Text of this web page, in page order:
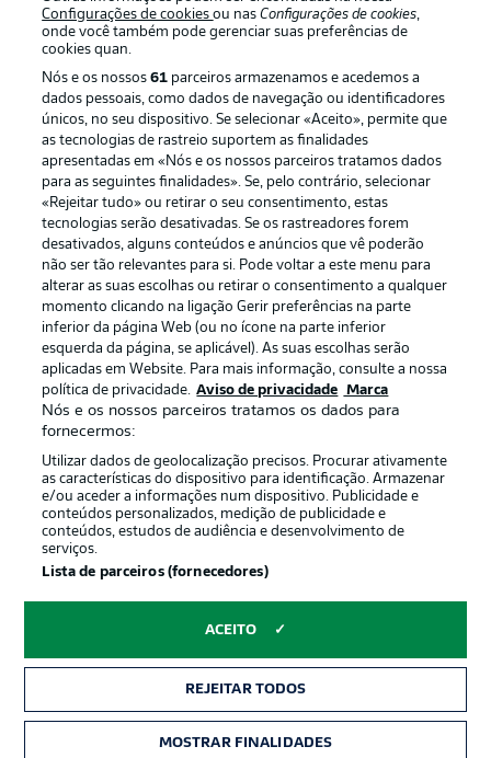
Football as it’s meant to be
APLICATIVO DA BUNDESLIGA
Oferecido por
Trabalhe conosco
Marca Contato
Configurações de cookiesou nasConfigurações de cookies,
onde você também pode gerenciar suas preferências de
cookies quan.
Nós e os nossos61 parceiros armazenamos e acedemos a
dados pessoais, como dados de navegação ou identificadores
únicos, no seu dispositivo. Se selecionar «Aceito», permite que
as tecnologias de rastreio suportem as finalidades
apresentadas em «Nós e os nossos parceiros tratamos dados
para as seguintes finalidades». Se, pelo contrário, selecionar
«Rejeitar tudo» ou retirar o seu consentimento, estas
tecnologias serão desativadas. Se os rastreadores forem
desativados, alguns conteúdos e anúncios que vê poderão
não ser tão relevantes para si. Pode voltar a este menu para
alterar as suas escolhas ou retirar o consentimento a qualquer
momento clicando na ligação Gerir preferências na parte
inferior da página Web (ou no ícone na parte inferior
esquerda da página, se aplicável). As suas escolhas serão
aplicadas em Website. Para mais informação, consulte a nossa
política de privacidade. Aviso de privacidade Marca
Nós e os nossos parceiros tratamos os dados para
fornecermos:
Utilizar dados de geolocalização precisos. Procurar ativamente
as características do dispositivo para identificação. Armazenar
e/ou aceder a informações num dispositivo. Publicidade e
conteúdos personalizados, medição de publicidade e
conteúdos, estudos de audiência e desenvolvimento de
serviços.
Lista de parceiros (fornecedores)
ACEITO
REJEITAR TODOS
MOSTRAR FINALIDADES